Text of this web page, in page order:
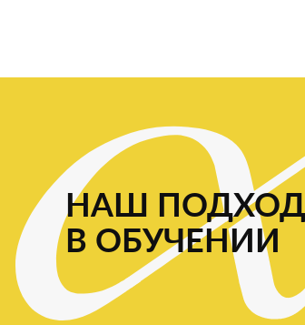
НАШ ПОДХОД
В ОБУЧЕНИИ